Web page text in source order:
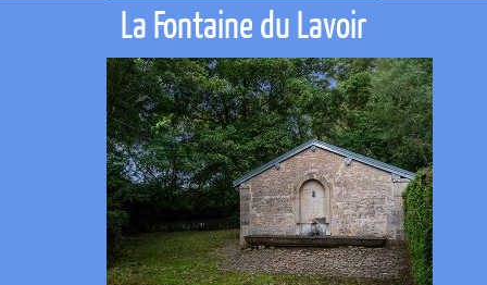
La Fontaine du Lavoir